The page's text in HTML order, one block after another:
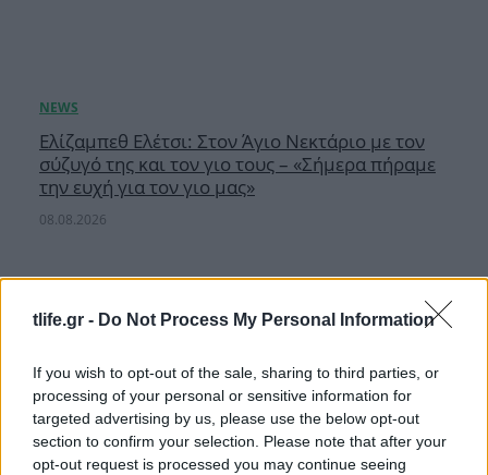
tlife.gr - Do Not Process My Personal Information
If you wish to opt-out of the sale, sharing to third parties, or
processing of your personal or sensitive information for
targeted advertising by us, please use the below opt-out
section to confirm your selection. Please note that after your
opt-out request is processed you may continue seeing
Ελίζαμπεθ Ελέτσι: Στον Άγιο Νεκτάριο με τον
σύζυγό της και τον γιο τους – «Σήμερα πήραμε
την ευχή για τον γιο μας»
08.08.2026